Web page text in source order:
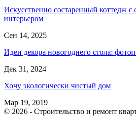
Искусственно состаренный коттедж
интерьером
Сен 14, 2025
Идеи декора новогоднего стола:
Дек 31, 2024
Хочу экологически чистый дом
Мар 19, 2019
© 2026 - Строительство и ремонт